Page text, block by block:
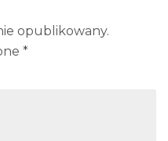
opublikowany.
*